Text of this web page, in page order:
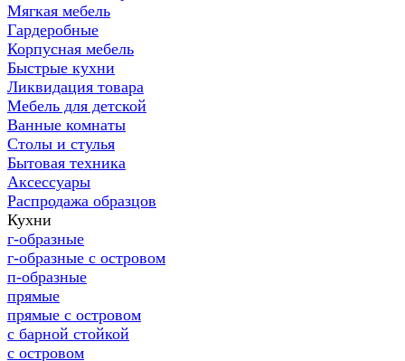
Мягкая мебель
Гардеробные
Корпусная мебель
Быстрые кухни
Ликвидация товара
Мебель для детской
Ванные комнаты
Столы и стулья
Бытовая техника
Аксессуары
Распродажа образцов
Кухни
г-образные
г-образные с островом
п-образные
прямые
прямые с островом
с барной стойкой
с островом